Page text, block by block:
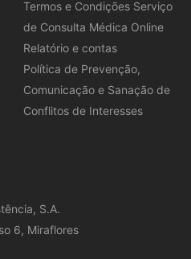
Termos e Condições Serviço
de Consulta Médica Online
Relatório e contas
Política de Prevenção,
Comunicação e Sanação de
Conflitos de Interesses
S.A.
6, Miraflores